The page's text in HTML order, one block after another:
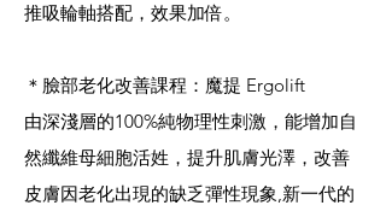
推吸輪軸搭配，效果加倍。
＊臉部老化改善課程：魔提 Ergolift
由深淺層的100%純物理性刺激，能增加自
然纖維母細胞活姓，提升肌膚光澤，改善
皮膚因老化出現的缺乏彈性現象,新一代的